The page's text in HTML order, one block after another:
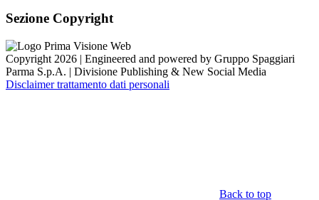
Sezione Copyright
Copyright 2026 | Engineered and powered by Gruppo Spaggiari
Parma S.p.A. | Divisione Publishing & New Social Media
Disclaimer trattamento dati personali
Back to top